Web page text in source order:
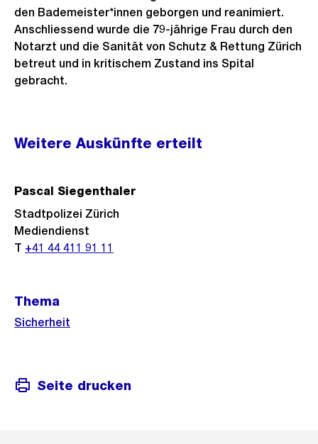
den Bademeister*innen geborgen und reanimiert.
Anschliessend wurde die 79-jährige Frau durch den
Notarzt und die Sanität von Schutz & Rettung Zürich
betreut und in kritischem Zustand ins Spital
gebracht.
Weitere
Informationen
Weitere Auskünfte erteilt
Pascal Siegenthaler
Stadtpolizei Zürich
Mediendienst
T +41 44 411 91 11
Thema
Sicherheit
Seite drucken